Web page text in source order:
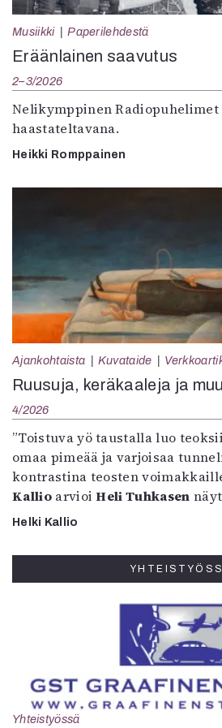
Musiikki Paperilehdestä
Eräänlainen saavutus
2–3/2026
Nelikymppinen Radiopuhelimet
haastateltavana.
Heikki Romppainen
Ajankohtaista Kuvataide
Ruusuja, keräkaaleja ja
4/2026
”Toistuva yö taustalla luo
omaa pimeää ja varjoisaa
kontrastina teosten
KallioarvioiHeli Tuhkasen
Helki Kallio
Yhteistyössä